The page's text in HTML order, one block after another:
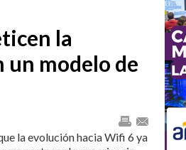
la
un modelo de
la evolución hacia Wifi 6 ya